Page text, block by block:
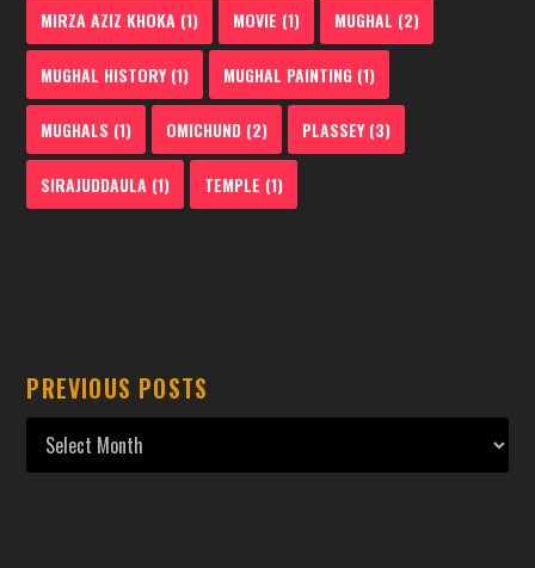
MIRZA AZIZ KHOKA (1) MOVIE (1) MUGHAL (2)
MUGHAL HISTORY(1) MUGHAL PAINTING (1)
MUGHALS (1) OMICHUND (2) PLASSEY(3)
SIRAJUDDAULA (1) TEMPLE (1)
PREVIOUS POSTS